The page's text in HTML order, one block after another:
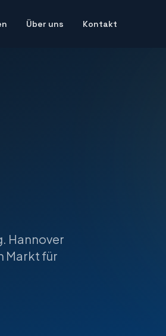
Über uns Kontakt
Hannover
Markt für